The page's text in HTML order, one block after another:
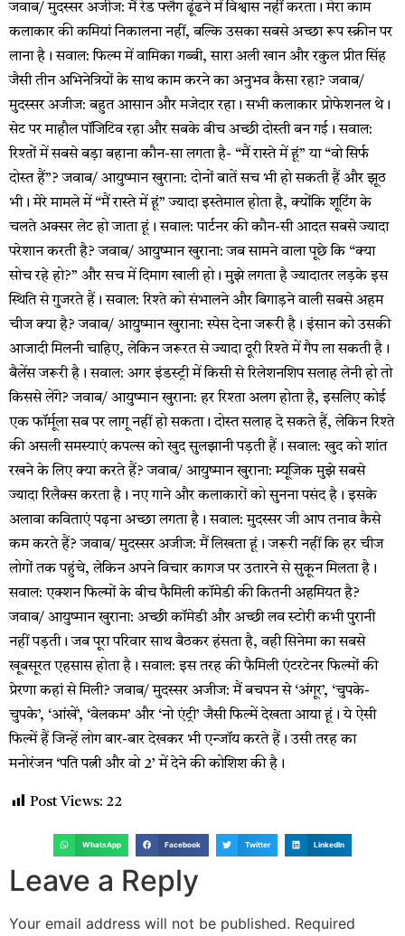
जवाब/ मुदस्सर अजीज: मैं रेड फ्लैग ढूंढने में विश्वास नहीं करता। मेरा काम
कलाकार की कमियां निकालना नहीं, बल्कि उसका सबसे अच्छा रूप स्क्रीन पर
लाना है। सवाल: फिल्म में वामिका गब्बी, सारा अली खान और रकुल प्रीत सिंह
जैसी तीन अभिनेत्रियों के साथ काम करने का अनुभव कैसा रहा? जवाब/
मुदस्सर अजीज: बहुत आसान और मजेदार रहा। सभी कलाकार प्रोफेशनल थे।
सेट पर माहौल पॉजिटिव रहा और सबके बीच अच्छी दोस्ती बन गई। सवाल:
रिश्तों में सबसे बड़ा बहाना कौन-सा लगता है- “मैं रास्ते में हूं” या “वो सिर्फ
दोस्त हैं”? जवाब/ आयुष्मान खुराना: दोनों बातें सच भी हो सकती हैं और झूठ
भी। मेरे मामले में “मैं रास्ते में हूं” ज्यादा इस्तेमाल होता है, क्योंकि शूटिंग के
चलते अक्सर लेट हो जाता हूं। सवाल: पार्टनर की कौन-सी आदत सबसे ज्यादा
परेशान करती है? जवाब/ आयुष्मान खुराना: जब सामने वाला पूछे कि “क्या
सोच रहे हो?” और सच में दिमाग खाली हो। मुझे लगता है ज्यादातर लड़के इस
स्थिति से गुजरते हैं। सवाल: रिश्ते को संभालने और बिगाड़ने वाली सबसे अहम
चीज क्या है? जवाब/ आयुष्मान खुराना: स्पेस देना जरूरी है। इंसान को उसकी
आजादी मिलनी चाहिए, लेकिन जरूरत से ज्यादा दूरी रिश्ते में गैप ला सकती है।
बैलेंस जरूरी है। सवाल: अगर इंडस्ट्री में किसी से रिलेशनशिप सलाह लेनी हो तो
किससे लेंगे? जवाब/ आयुष्मान खुराना: हर रिश्ता अलग होता है, इसलिए कोई
एक फॉर्मूला सब पर लागू नहीं हो सकता। दोस्त सलाह दे सकते हैं, लेकिन रिश्ते
की असली समस्याएं कपल्स को खुद सुलझानी पड़ती हैं। सवाल: खुद को शांत
रखने के लिए क्या करते हैं? जवाब/ आयुष्मान खुराना: म्यूजिक मुझे सबसे
ज्यादा रिलैक्स करता है। नए गाने और कलाकारों को सुनना पसंद है। इसके
अलावा कविताएं पढ़ना अच्छा लगता है। सवाल: मुदस्सर जी आप तनाव कैसे
कम करते हैं? जवाब/ मुदस्सर अजीज: मैं लिखता हूं। जरूरी नहीं कि हर चीज
लोगों तक पहुंचे, लेकिन अपने विचार कागज पर उतारने से सुकून मिलता है।
सवाल: एक्शन फिल्मों के बीच फैमिली कॉमेडी की कितनी अहमियत है?
जवाब/ आयुष्मान खुराना: अच्छी कॉमेडी और अच्छी लव स्टोरी कभी पुरानी
नहीं पड़ती। जब पूरा परिवार साथ बैठकर हंसता है, वही सिनेमा का सबसे
खूबसूरत एहसास होता है। सवाल: इस तरह की फैमिली एंटरटेनर फिल्मों की
प्रेरणा कहां से मिली? जवाब/ मुदस्सर अजीज: मैं बचपन से ‘अंगूर’, ‘चुपके-
चुपके’, ‘आंखें’, ‘वेलकम’ और ‘नो एंट्री’ जैसी फिल्में देखता आया हूं। ये ऐसी
फिल्में हैं जिन्हें लोग बार-बार देखकर भी एन्जॉय करते हैं। उसी तरह का
मनोरंजन ‘पति पत्नी और वो 2’ में देने की कोशिश की है।
Post Views: 22
WhatsApp Facebook Twitter LinkedIn
Leave a Reply
Your email address will not be published. Required